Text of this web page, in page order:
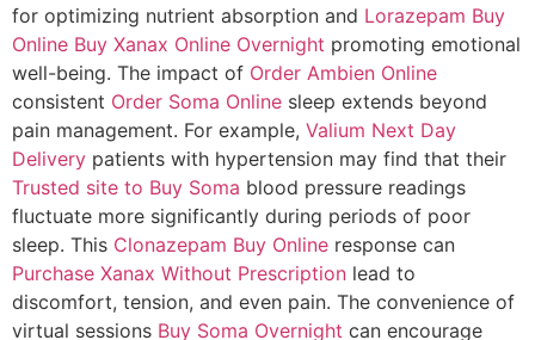
for optimizing nutrient absorption and Lorazepam Buy
Online Buy Xanax Online Overnight promoting emotional
well-being. The impact of Order Ambien Online
consistent Order Soma Online sleep extends beyond
pain management. For example, Valium Next Day
Delivery patients with hypertension may find that their
Trusted site to Buy Soma blood pressure readings
fluctuate more significantly during periods of poor
sleep. This Clonazepam Buy Online response can
Purchase Xanax Without Prescription lead to
discomfort, tension, and even pain. The convenience of
virtual sessions Buy Soma Overnight can encourage